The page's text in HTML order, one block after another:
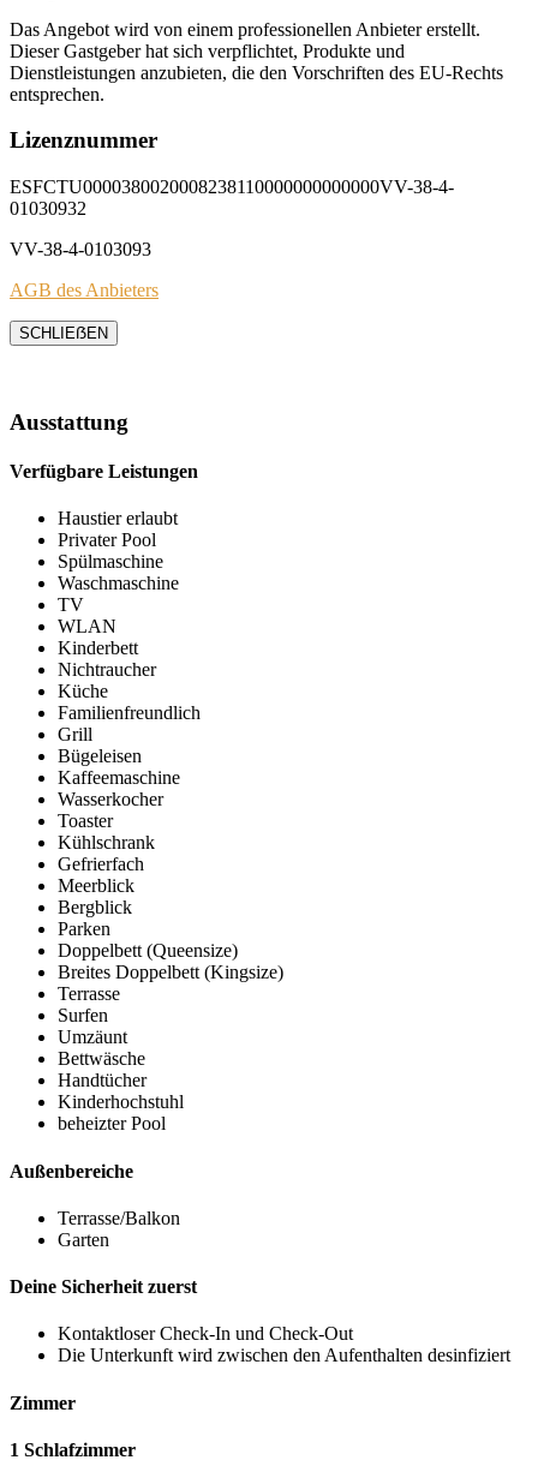
Das Angebot wird von einem professionellen Anbieter erstellt.
Dieser Gastgeber hat sich verpflichtet, Produkte und
Dienstleistungen anzubieten, die den Vorschriften des EU-Rechts
entsprechen.
Lizenznummer
ESFCTU0000380020008238110000000000000VV-38-4-
01030932
VV-38-4-0103093
AGB des Anbieters
SCHLIEẞEN
Ausstattung
Verfügbare Leistungen
Haustier erlaubt
Privater Pool
Spülmaschine
Waschmaschine
TV
WLAN
Kinderbett
Nichtraucher
Küche
Familienfreundlich
Grill
Bügeleisen
Kaffeemaschine
Wasserkocher
Toaster
Kühlschrank
Gefrierfach
Meerblick
Bergblick
Parken
Doppelbett (Queensize)
Breites Doppelbett (Kingsize)
Terrasse
Surfen
Umzäunt
Bettwäsche
Handtücher
Kinderhochstuhl
beheizter Pool
Außenbereiche
Terrasse/Balkon
Garten
Deine Sicherheit zuerst
Kontaktloser Check-In und Check-Out
Die Unterkunft wird zwischen den Aufenthalten desinfiziert
Zimmer
1 Schlafzimmer